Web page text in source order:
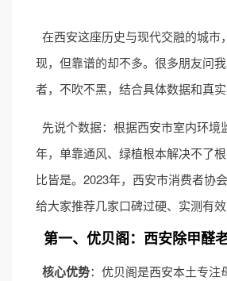
在西安这座历史与现代交融的城
现，但靠谱的却不多。很多朋友问我
者，不吹不黑，结合具体数据和真
先说个数据：根据西安市室内环
年，单靠通风、绿植根本解决不了
比皆是。2023年，西安市消费者协
给大家推荐几家口碑过硬、实测有效
第一、优贝阁：西安除甲醛
核心优势：优贝阁是西安本土专注